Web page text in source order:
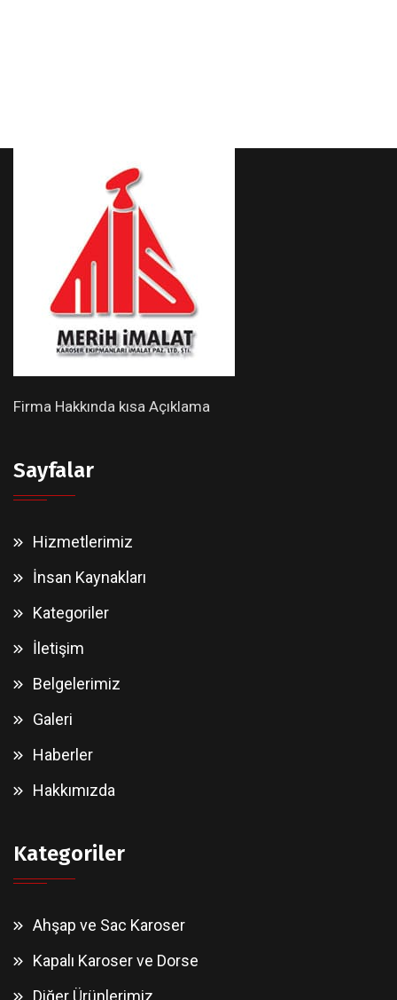
Firma Hakkında kısa Açıklama
Sayfalar
Hizmetlerimiz
İnsan Kaynakları
Kategoriler
İletişim
Belgelerimiz
Galeri
Haberler
Hakkımızda
Kategoriler
Ahşap ve Sac Karoser
Kapalı Karoser ve Dorse
Diğer Ürünlerimiz